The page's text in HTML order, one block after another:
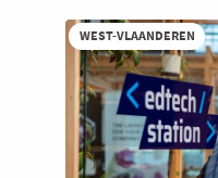
WEST-VLAANDEREN